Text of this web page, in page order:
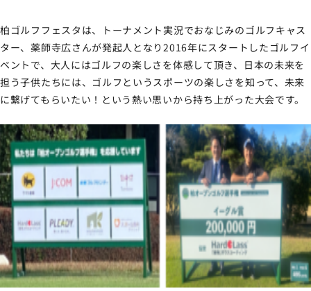
柏ゴルフフェスタは、トーナメント実況でおなじみのゴルフキャス
ター、薬師寺広さんが発起人となり2016年にスタートしたゴルフイ
ベントで、大人にはゴルフの楽しさを体感して頂き、日本の未来を
担う子供たちには、ゴルフというスポーツの楽しさを知って、未来
に繋げてもらいたい！という熱い思いから持ち上がった大会です。